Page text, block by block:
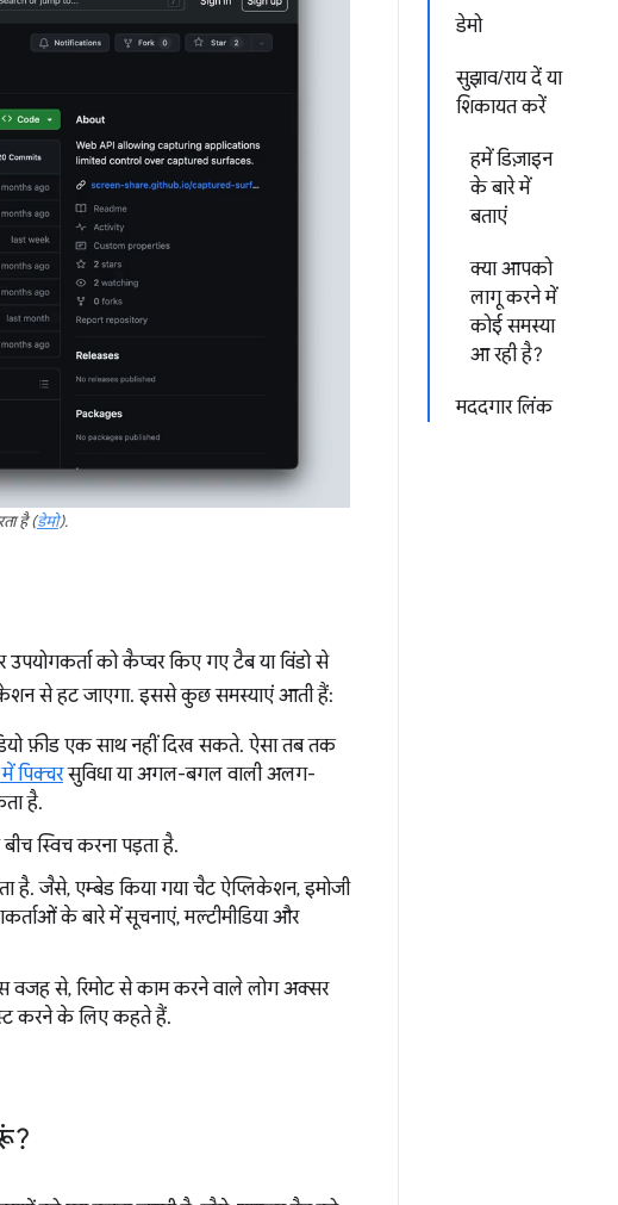
डेमो
सुझाव/राय दें या
शिकायत करें
हमें डिज़ाइन
के बारे में
बताएं
क्या आपको
लागू करने में
कोई समस्या
आ रही है?
मददगार लिंक
है (डेमो).
को कैप्चर किए गए टैब या विंडो से
से हट जाएगा. इससे कुछ समस्याएं आती हैं:
फ़ीड एक साथ नहीं दिख सकते. ऐसा तब तक
पिक्चरसुविधा या अगल-बगल वाली अलग-
है.
स्विच करना पड़ता है.
है. जैसे, एम्बेड किया गया चैट ऐप्लिकेशन, इमोजी
के बारे में सूचनाएं, मल्टीमीडिया और
वजह से, रिमोट से काम करने वाले लोग अक्सर
करने के लिए कहते हैं.